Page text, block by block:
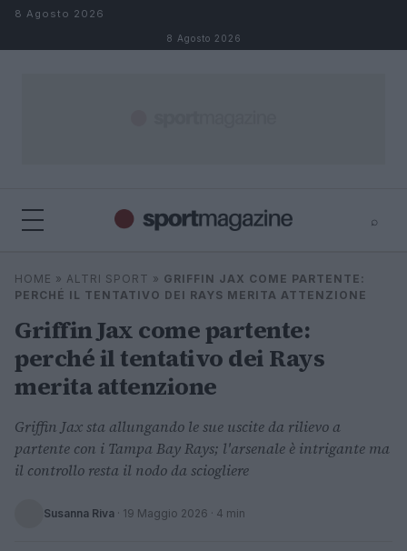
Salta al contenuto
8 Agosto 2026
8 Agosto 2026
⌕
Cerca
⌕
HOME » ALTRI SPORT » GRIFFIN JAX COME PARTENTE:
PERCHÉ IL TENTATIVO DEI RAYS MERITA ATTENZIONE
Griffin Jax come partente:
perché il tentativo dei Rays
merita attenzione
Griffin Jax sta allungando le sue uscite da rilievo a
partente con i Tampa Bay Rays; l'arsenale è intrigante ma
il controllo resta il nodo da sciogliere
Susanna Riva · 19 Maggio 2026 · 4 min